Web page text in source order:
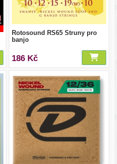
Rotosound RS65 Struny pro
banjo
186 Kč